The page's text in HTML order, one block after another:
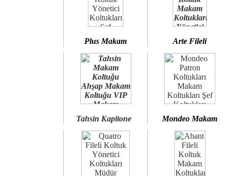
Plus Makam Arte Fileli
Tahsin Kapitone Mondeo Makam